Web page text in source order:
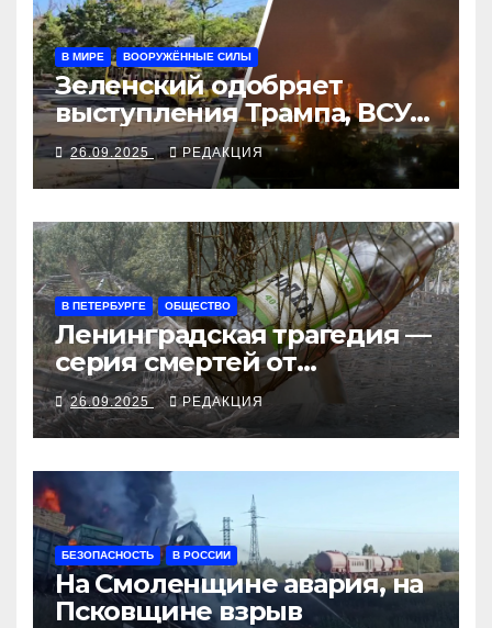
В МИРЕ ВООРУЖЁННЫЕ СИЛЫ
Зеленский одобряет
выступления Трампа, ВСУ
закрыли Добропольский
рубеж
26.09.2025 РЕДАКЦИЯ
В ПЕТЕРБУРГЕ ОБЩЕСТВО
Ленинградская трагедия —
серия смертей от
алкосуррогата
26.09.2025 РЕДАКЦИЯ
БЕЗОПАСНОСТЬ В РОССИИ
На Смоленщине авария, на
Псковщине взрыв